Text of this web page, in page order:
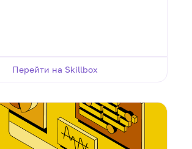
Перейти на Skillbox